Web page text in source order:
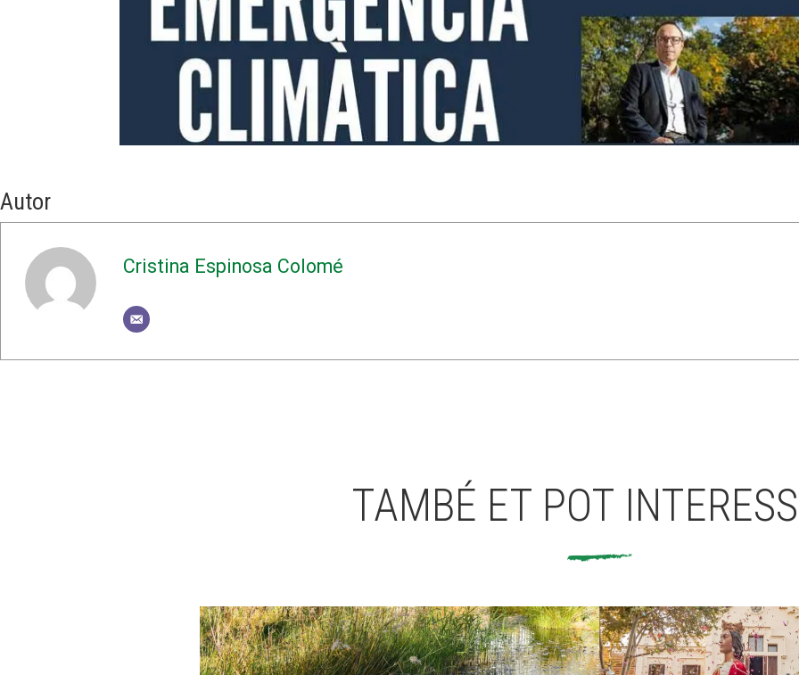
Autor
Cristina Espinosa Colomé
TAMBÉ ET POT